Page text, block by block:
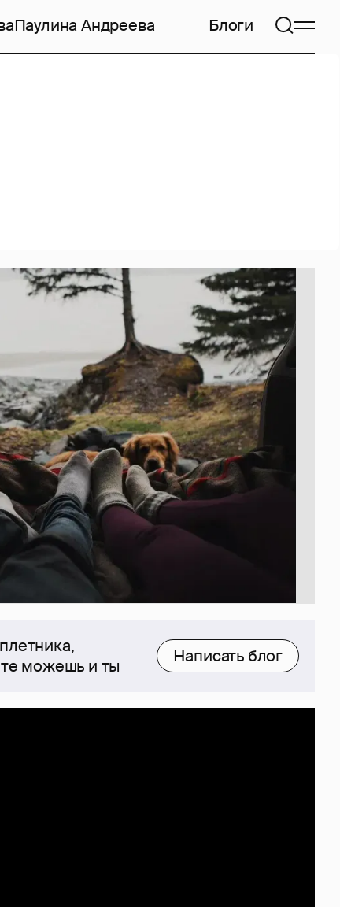
Паулина Андреева Блоги
можешь и ты
Написать блог